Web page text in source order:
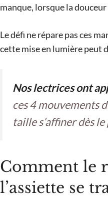
manque, lorsque la
Le défi ne répare pas ces
cette mise en lumière peut
Nos lectrices ont
ces 4 mouvements
taille s’affiner dès
Comment le
l’assiette se